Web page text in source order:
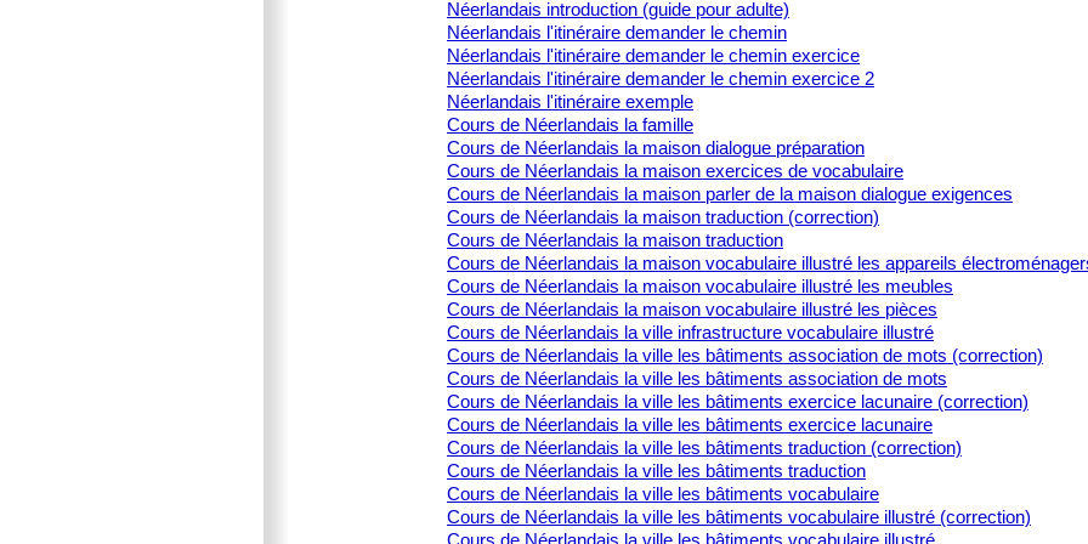
Néerlandais introduction (guide pour adulte)
Néerlandais l'itinéraire demander le chemin
Néerlandais l'itinéraire demander le chemin exercice
Néerlandais l'itinéraire demander le chemin exercice 2
Néerlandais l'itinéraire exemple
Cours de Néerlandais la famille
Cours de Néerlandais la maison dialogue préparation
Cours de Néerlandais la maison exercices de vocabulaire
Cours de Néerlandais la maison parler de la maison dialogue exigences
Cours de Néerlandais la maison traduction (correction)
Cours de Néerlandais la maison traduction
Cours de Néerlandais la maison vocabulaire illustré les appareils
Cours de Néerlandais la maison vocabulaire illustré les meubles
Cours de Néerlandais la maison vocabulaire illustré les pièces
Cours de Néerlandais la ville infrastructure vocabulaire illustré
Cours de Néerlandais la ville les bâtiments association de mots (correction)
Cours de Néerlandais la ville les bâtiments association de mots
Cours de Néerlandais la ville les bâtiments exercice lacunaire (correction)
Cours de Néerlandais la ville les bâtiments exercice lacunaire
Cours de Néerlandais la ville les bâtiments traduction (correction)
Cours de Néerlandais la ville les bâtiments traduction
Cours de Néerlandais la ville les bâtiments vocabulaire
Cours de Néerlandais la ville les bâtiments vocabulaire illustré (correction)